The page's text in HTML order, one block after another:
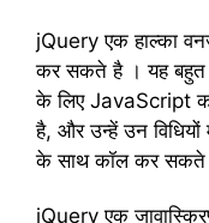
jQuery एक हाल्का
कर सकते है । यह बहुत
के लिए JavaScript
है, और उन्हें उन
के साथ कॉल कर सकते
jQuery एक